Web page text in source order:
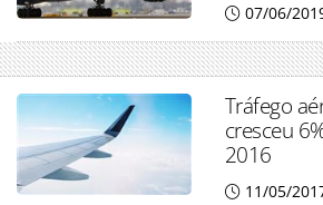
07/06/
Tráfego
cresceu
2016
11/05/